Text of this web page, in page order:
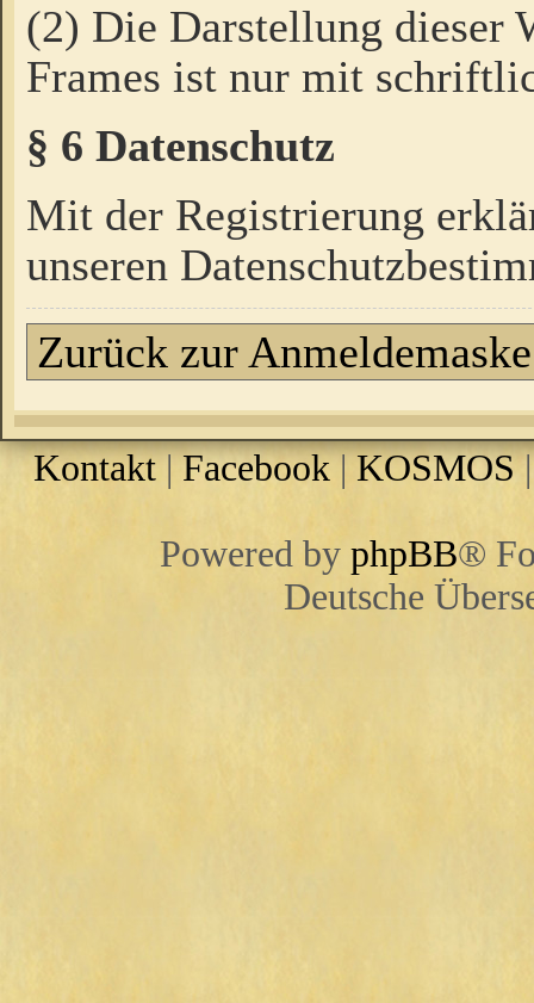
(2) Die Darstellung dieser
Frames ist nur mit
§ 6 Datenschutz
Mit der Registrierung
unseren
Zurück zur Anmeldemaske
Kontakt|Facebook|KOSMOS
Powered by phpBB®
Deutsche